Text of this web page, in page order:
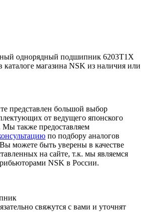
однорядный подшипник 6203T1X
магазина NSK из наличия или
представлен большой выбор
от ведущего японского
Мы также предоставляем
по подбору аналогов
можете быть уверены в качестве
на сайте, т.к. мы являемся
NSK в России.
свяжутся с вами и уточнят